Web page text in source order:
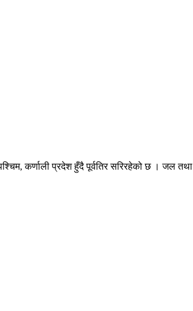
कर्णाली प्रदेश हुँदै पूर्वतिर सरिरहेको छ । जल तथा